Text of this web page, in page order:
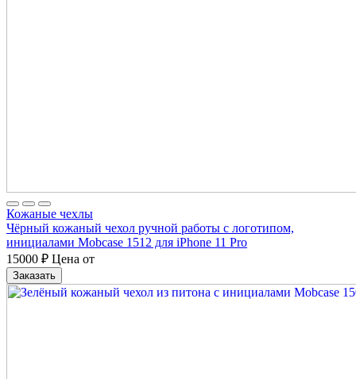
Кожаные чехлы
Чёрный кожаный чехол ручной работы с логотипом,
инициалами Mobcase 1512 для iPhone 11 Pro
15000 ₽ Цена от
Заказать